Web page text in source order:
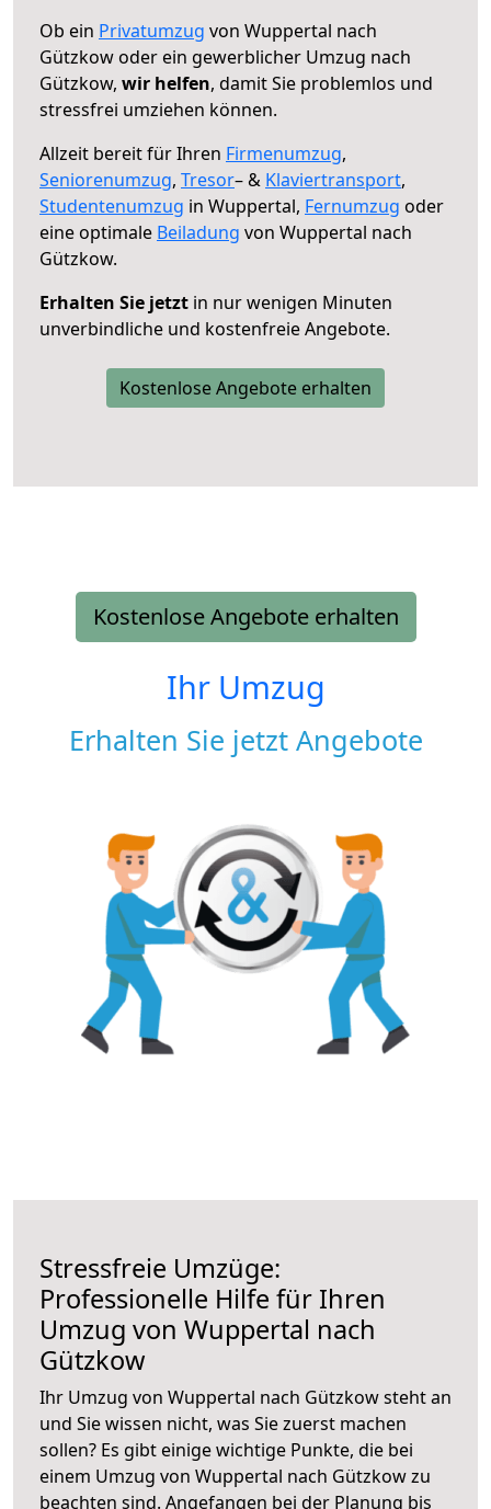
Ob ein Privatumzug von Wuppertal nach
Gützkow oder ein gewerblicher Umzug nach
Gützkow, wir helfen, damit Sie problemlos und
stressfrei umziehen können.
Allzeit bereit für Ihren Firmenumzug,
Seniorenumzug, Tresor– & Klaviertransport,
Studentenumzug in Wuppertal, Fernumzug oder
eine optimale Beiladung von Wuppertal nach
Gützkow.
Erhalten Sie jetzt in nur wenigen Minuten
unverbindliche und kostenfreie Angebote.
Kostenlose Angebote erhalten
Kostenlose Angebote erhalten
Ihr Umzug
Erhalten Sie jetzt Angebote
Stressfreie Umzüge:
Professionelle Hilfe für Ihren
Umzug von Wuppertal nach
Gützkow
Ihr Umzug von Wuppertal nach Gützkow steht an
und Sie wissen nicht, was Sie zuerst machen
sollen? Es gibt einige wichtige Punkte, die bei
einem Umzug von Wuppertal nach Gützkow zu
beachten sind. Angefangen bei der Planung bis